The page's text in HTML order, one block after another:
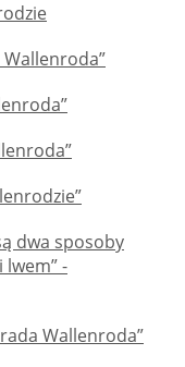
Wallenroda”
dwa sposoby
lwem” -
Wallenroda”